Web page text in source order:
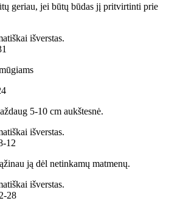
geriau, jei būtų būdas jį pritvirtinti prie
išverstas.
5-10 cm aukštesnė.
išverstas.
ją dėl netinkamų matmenų.
išverstas.